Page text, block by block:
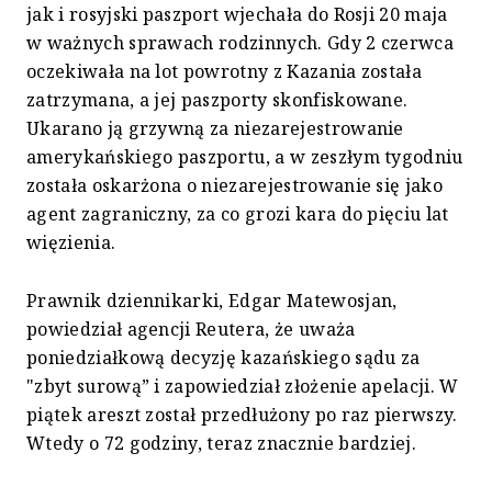
jak i rosyjski paszport wjechała do Rosji 20 maja
w ważnych sprawach rodzinnych. Gdy 2 czerwca
oczekiwała na lot powrotny z Kazania została
zatrzymana, a jej paszporty skonfiskowane.
Ukarano ją grzywną za niezarejestrowanie
amerykańskiego paszportu, a w zeszłym tygodniu
została oskarżona o niezarejestrowanie się jako
agent zagraniczny, za co grozi kara do pięciu lat
więzienia.
Prawnik dziennikarki, Edgar Matewosjan,
powiedział agencji Reutera, że uważa
poniedziałkową decyzję kazańskiego sądu za
"zbyt surową” i zapowiedział złożenie apelacji. W
piątek areszt został przedłużony po raz pierwszy.
Wtedy o 72 godziny, teraz znacznie bardziej.